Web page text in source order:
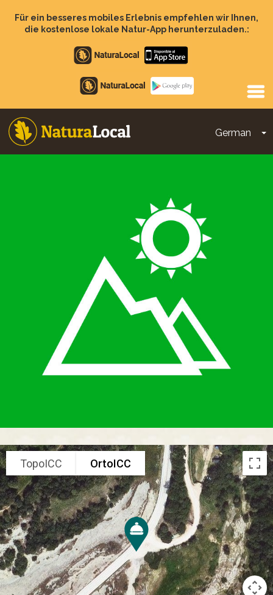
zumFür ein besseres mobiles Erlebnis empfehlen wir Ihnen,
die kostenlose lokale Natur-App herunterzuladen.:
Apple
store
Google
Play
German
Main
TopoICC OrtoICC